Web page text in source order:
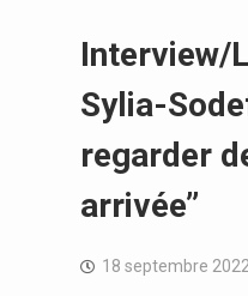
Interview/
Sylia-
regarder
arrivée’’
18 septembre 2022